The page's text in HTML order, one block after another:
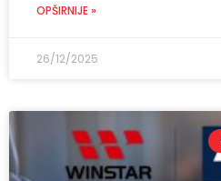
OPŠIRNIJE »
26/12/2025